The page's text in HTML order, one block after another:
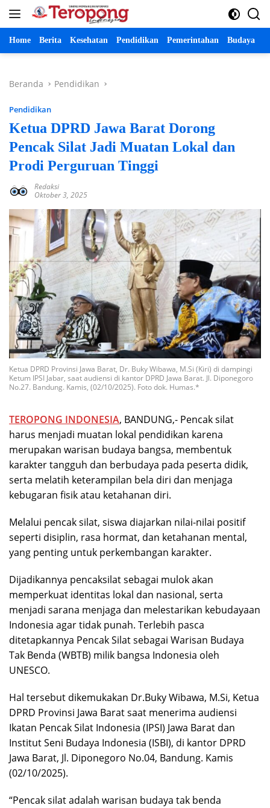
Langsung
Home Berita Kesehatan Pendidikan Pemerintahan Budaya
Beranda Pendidikan
Pendidikan
Ketua DPRD Jawa Barat Dorong
Pencak Silat Jadi Muatan Lokal dan
Prodi Perguruan Tinggi
Redaksi
Oktober 3, 2025
Ketua DPRD Provinsi Jawa Barat, Dr. Buky Wibawa, M.Si (Kiri) di dampingi
Ketum IPSI Jabar, saat audiensi di kantor DPRD Jawa Barat. Jl. Diponegoro
No.27. Bandung. Kamis, (02/10/2025). Foto dok. Humas.*
TEROPONG INDONESIA, BANDUNG,- Pencak silat
harus menjadi muatan lokal pendidikan karena
merupakan warisan budaya bangsa, membentuk
karakter tangguh dan berbudaya pada peserta didik,
serta melatih keterampilan bela diri dan menjaga
kebugaran fisik atau ketahanan diri.
Melalui pencak silat, siswa diajarkan nilai-nilai positif
seperti disiplin, rasa hormat, dan ketahanan mental,
yang penting untuk perkembangan karakter.
Dijadikannya pencaksilat sebagai mulok akan
memperkuat identitas lokal dan nasional, serta
menjadi sarana menjaga dan melestarikan kebudayaan
Indonesia agar tidak punah. Terlebih pasca
ditetapkannya Pencak Silat sebagai Warisan Budaya
Tak Benda (WBTB) milik bangsa Indonesia oleh
UNESCO.
Hal tersebut dikemukakan Dr.Buky Wibawa, M.Si, Ketua
DPRD Provinsi Jawa Barat saat menerima audiensi
Ikatan Pencak Silat Indonesia (IPSI) Jawa Barat dan
Institut Seni Budaya Indonesia (ISBI), di kantor DPRD
Jawa Barat, Jl. Diponegoro No.04, Bandung. Kamis
(02/10/2025).
“Pencak silat adalah warisan budaya tak benda